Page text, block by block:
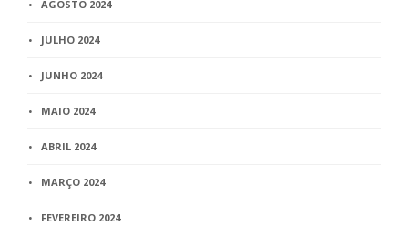
AGOSTO 2024
JULHO 2024
JUNHO 2024
MAIO 2024
ABRIL 2024
MARÇO 2024
FEVEREIRO 2024